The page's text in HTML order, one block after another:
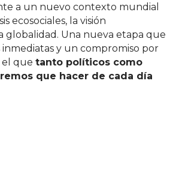
a un nuevo contexto mundial
ecosociales, la visión
globalidad. Una nueva etapa que
y un compromiso por
el que tanto políticos como
que hacer de cada día